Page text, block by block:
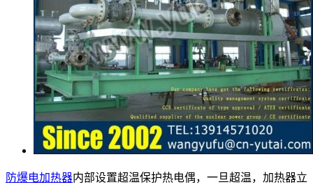
防爆电加热器内部设置超温保护热电偶，一旦超温，加热器立